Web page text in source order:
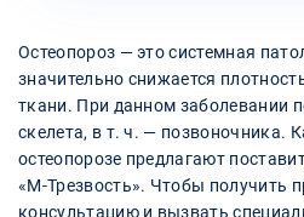
Остеопороз — это системная
значительно снижается
ткани. При данном заболевании
скелета, в т. ч. — позвоночника.
остеопорозе предлагают
«М-Трезвость». Чтобы получить
консультацию и вызвать